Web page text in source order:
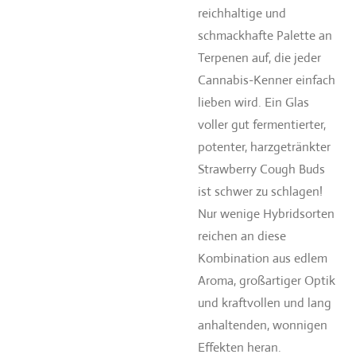
reichhaltige und
schmackhafte Palette an
Terpenen auf, die jeder
Cannabis-Kenner einfach
lieben wird. Ein Glas
voller gut fermentierter,
potenter, harzgetränkter
Strawberry Cough Buds
ist schwer zu schlagen!
Nur wenige Hybridsorten
reichen an diese
Kombination aus edlem
Aroma, großartiger Optik
und kraftvollen und lang
anhaltenden, wonnigen
Effekten heran.